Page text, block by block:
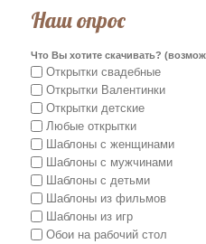
Наш опрос
Что Вы хотите скачивать?
Открытки свадебные
Открытки Валентинки
Открытки детские
Любые открытки
Шаблоны с женщинами
Шаблоны с мужчинами
Шаблоны с детьми
Шаблоны из фильмов
Шаблоны из игр
Обои на рабочий стол